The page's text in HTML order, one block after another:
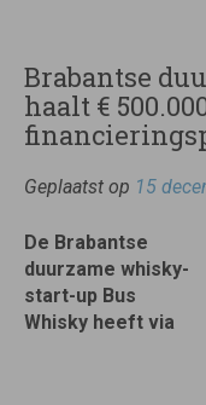
Brabantse
haalt €
Geplaatst op 15
De Brabantse
duurzame whisky-
start-up Bus
Whisky heeft via